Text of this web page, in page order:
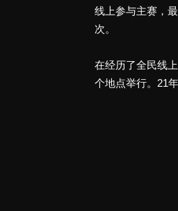
线上参与主赛，
次。
在经历了全民线
个地点举行。21